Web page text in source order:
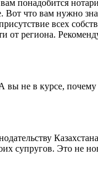
понадобится
Вот что вам нужно
всех
от региона.
не в курсе, почему
супругов. Это не